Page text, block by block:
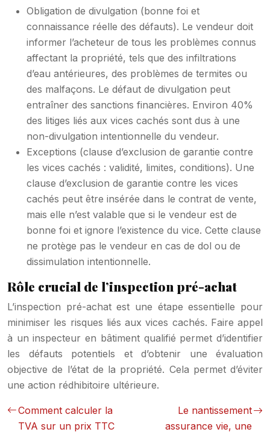
Obligation de divulgation (bonne foi et
connaissance réelle des défauts). Le vendeur doit
informer l’acheteur de tous les problèmes connus
affectant la propriété, tels que des infiltrations
d’eau antérieures, des problèmes de termites ou
des malfaçons. Le défaut de divulgation peut
entraîner des sanctions financières. Environ 40%
des litiges liés aux vices cachés sont dus à une
non-divulgation intentionnelle du vendeur.
Exceptions (clause d’exclusion de garantie contre
les vices cachés : validité, limites, conditions). Une
clause d’exclusion de garantie contre les vices
cachés peut être insérée dans le contrat de vente,
mais elle n’est valable que si le vendeur est de
bonne foi et ignore l’existence du vice. Cette clause
ne protège pas le vendeur en cas de dol ou de
dissimulation intentionnelle.
Rôle crucial de l’inspection pré-achat
L’inspection pré-achat est une étape essentielle pour
minimiser les risques liés aux vices cachés. Faire appel
à un inspecteur en bâtiment qualifié permet d’identifier
les défauts potentiels et d’obtenir une évaluation
objective de l’état de la propriété. Cela permet d’éviter
une action rédhibitoire ultérieure.
Comment calculer la
TVA sur un prix TTC
Le nantissement
assurance vie, une